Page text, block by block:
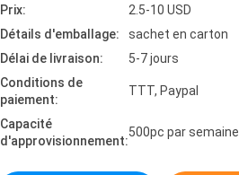
Prix:
2.5-10 USD
Détails d'emballage:
sachet en carton
Délai de livraison:
5-7 jours
Conditions de
paiement:
TTT, Paypal
Capacité
d'approvisionnement:
500pc par semaine